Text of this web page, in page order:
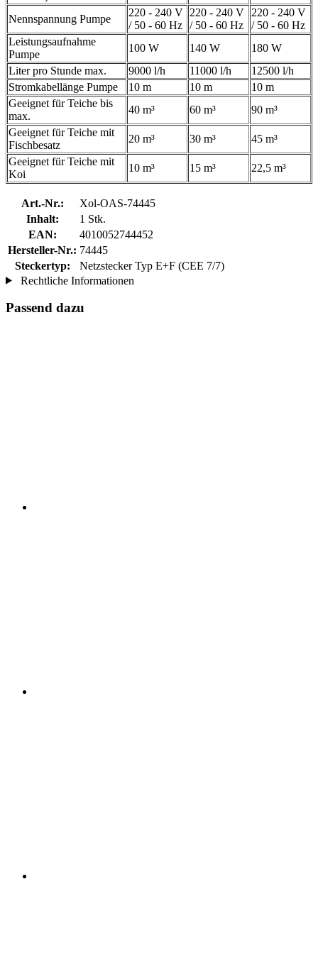
Nennspannung Pumpe
220 - 240 V
/ 50 - 60 Hz
220 - 240 V
/ 50 - 60 Hz
220 - 240 V
/ 50 - 60 Hz
Leistungsaufnahme
Pumpe
100 W 140 W
180 W
Liter pro Stunde max.
9000 l/h 11000 l/h
12500 l/h
Stromkabellänge Pumpe
10 m 10 m
10 m
Geeignet für Teiche bis
max.
40 m³ 60 m³
90 m³
Geeignet für Teiche mit
Fischbesatz
20 m³ 30 m³
45 m³
Geeignet für Teiche mit
Koi
10 m³ 15 m³ 22,5 m³
Art.-Nr.:
Xol-OAS-74445
Inhalt:
1 Stk.
EAN:
4010052744452
Hersteller-Nr.: 74445
Steckertyp:
Netzstecker Typ E+F (CEE 7/7)
Rechtliche Informationen
Passend dazu